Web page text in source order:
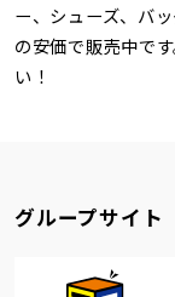
ー、シューズ、バ
の安価で販売中で
い！
グループサイト